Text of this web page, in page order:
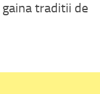
traditii de